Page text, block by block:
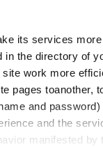
its services
in the directory of
work more
pages toanother,
and
and the
manifested
può che essere
su indagini
dal fisco, nel
le
emersi nuovi e